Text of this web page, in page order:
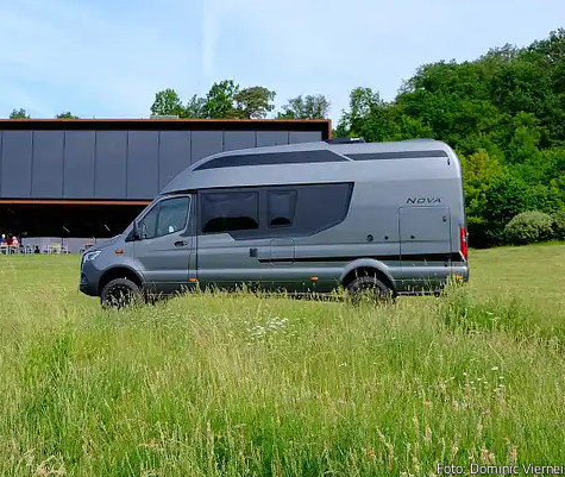
Foto: Dominic